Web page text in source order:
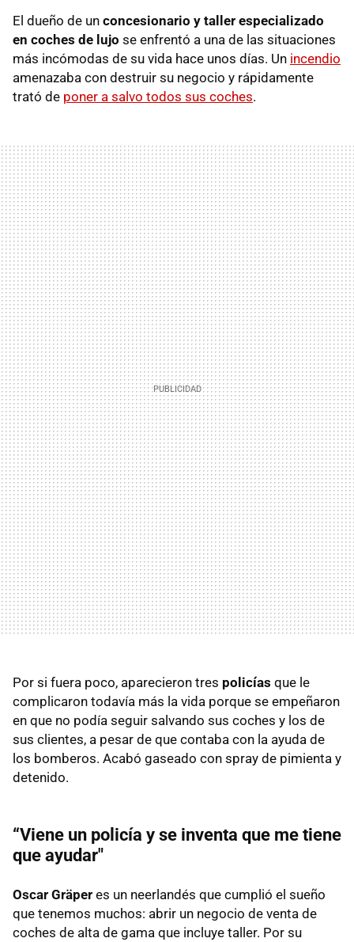
El dueño de un concesionario y taller especializado
en coches de lujo se enfrentó a una de las situaciones
más incómodas de su vida hace unos días. Un incendio
amenazaba con destruir su negocio y rápidamente
trató de poner a salvo todos sus coches.
Por si fuera poco, aparecieron tres policías que le
complicaron todavía más la vida porque se empeñaron
en que no podía seguir salvando sus coches y los de
sus clientes, a pesar de que contaba con la ayuda de
los bomberos. Acabó gaseado con spray de pimienta y
detenido.
“Viene un policía y se inventa que me tiene
que ayudar"
Oscar Gräper es un neerlandés que cumplió el sueño
que tenemos muchos: abrir un negocio de venta de
coches de alta de gama que incluye taller. Por su